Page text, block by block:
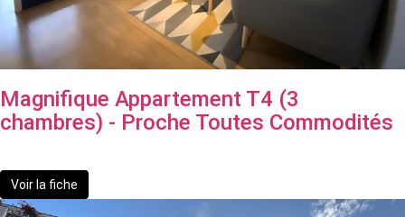
Magnifique Appartement T4 (3
chambres) - Proche Toutes Commodités
Voir la fiche